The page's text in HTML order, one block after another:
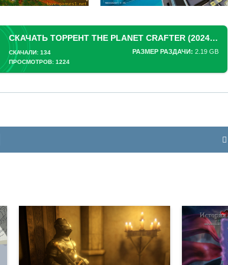
СКАЧАТЬ ТОРРЕНТ THE PLANET CRAFTER (2024) PC [REPACK] (V2.008 + 3 DLC/БОНУСА)
РАЗМЕР РАЗДАЧИ: 2.19 GB
СКАЧАЛИ: 134
ПРОСМОТРОВ: 1224